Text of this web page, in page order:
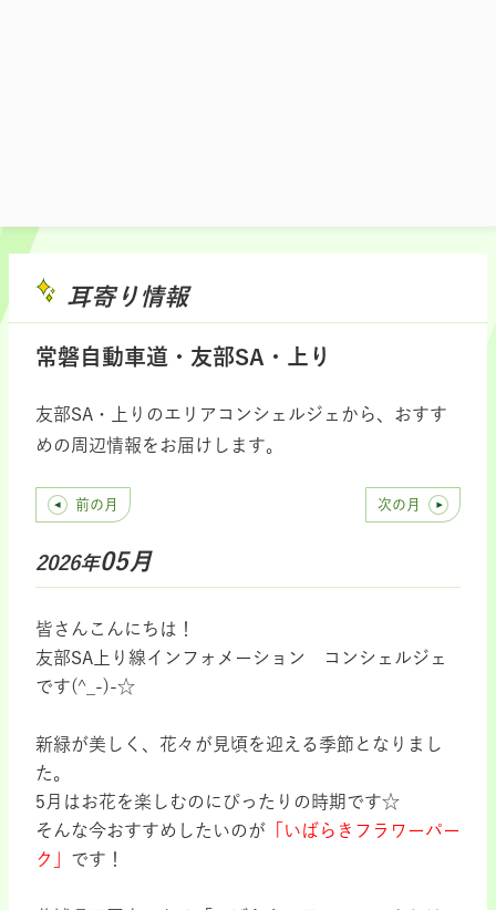
耳寄り情報
常磐自動車道・友部SA・上り
友部SA・上りのエリアコンシェルジェから、おすす
めの周辺情報をお届けします。
前の月 次の月
2026年05月
皆さんこんにちは！
友部SA上り線インフォメーション コンシェルジェ
です(^_-)-☆
新緑が美しく、花々が見頃を迎える季節となりまし
た。
5月はお花を楽しむのにぴったりの時期です☆
そんな今おすすめしたいのが 「いばらきフラワーパー
ク」 です！